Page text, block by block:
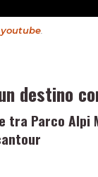
youtube
destino
tra Parco Alpi